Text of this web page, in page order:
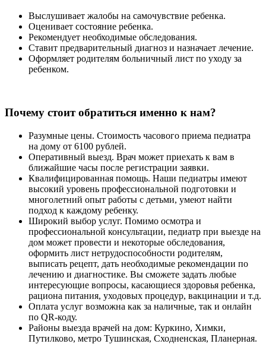
Выслушивает жалобы на самочувствие ребенка.
Оценивает состояние ребенка.
Рекомендует необходимые обследования.
Ставит предварительный диагноз и назначает лечение.
Оформляет родителям больничный лист по уходу за
ребенком.
Почему стоит обратиться именно к нам?
Разумные цены. Стоимость часового приема педиатра
на дому от 6100 рублей.
Оперативный выезд. Врач может приехать к вам в
ближайшие часы после регистрации заявки.
Квалифицированная помощь. Наши педиатры имеют
высокий уровень профессиональной подготовки и
многолетний опыт работы с детьми, умеют найти
подход к каждому ребенку.
Широкий выбор услуг. Помимо осмотра и
профессиональной консультации, педиатр при выезде на
дом может провести и некоторые обследования,
оформить лист нетрудоспособности родителям,
выписать рецепт, дать необходимые рекомендации по
лечению и диагностике. Вы сможете задать любые
интересующие вопросы, касающиеся здоровья ребенка,
рациона питания, уходовых процедур, вакцинации и т.д.
Оплата услуг возможна как за наличные, так и онлайн
по QR-коду.
Районы выезда врачей на дом: Куркино, Химки,
Путилково, метро Тушинская, Сходненская, Планерная.